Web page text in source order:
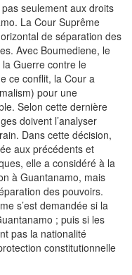
seulement aux droits
La Cour Suprême
de séparation des
Avec Boumediene, le
Guerre contre le
ce conflit, la Cour a
pour une
Selon cette dernière
doivent l’analyser
Dans cette décision,
aux précédents et
elle a considéré à la
à Guantanamo, mais
des pouvoirs.
s’est demandée si la
; puis si les
pas la nationalité
constitutionnelle